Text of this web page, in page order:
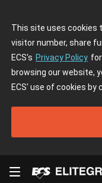
This site uses cookies
visitor number, share
ECS's Privacy Policy
browsing our website,
ECS' use of cookies by